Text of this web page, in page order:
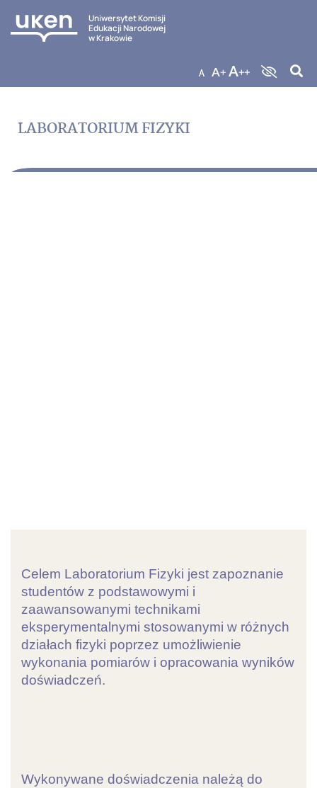
Uniwersytet Komisji
Edukacji Narodowej
w Krakowie
LABORATORIUM FIZYKI
Celem Laboratorium Fizyki jest zapoznanie
studentów z podstawowymi i
zaawansowanymi technikami
eksperymentalnymi stosowanymi w różnych
działach fizyki poprzez umożliwienie
wykonania pomiarów i opracowania wyników
doświadczeń.
Wykonywane doświadczenia należą do